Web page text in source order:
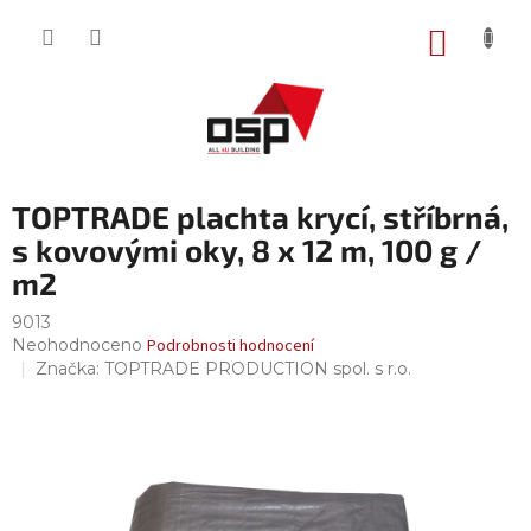
TOPTRADE plachta krycí, stříbrná,
s kovovými oky, 8 x 12 m, 100 g /
m2
9013
Průměrné
hodnocení
Neohodnoceno Podrobnosti hodnocení
Značka: TOPTRADE PRODUCTION spol. s r.o.